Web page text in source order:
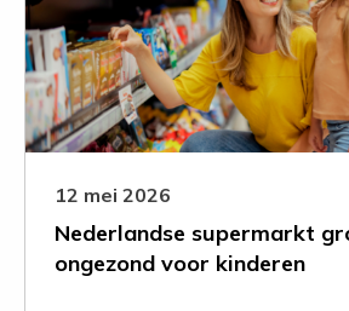
Nederlandse supermarkt
ongezond voor kinderen
12 mei 2026
grotendeels
ongezond
voor
kinderen